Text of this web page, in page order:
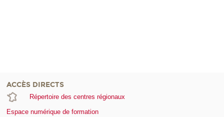
ACCÈS DIRECTS
Répertoire des centres régionaux
Espace numérique de formation